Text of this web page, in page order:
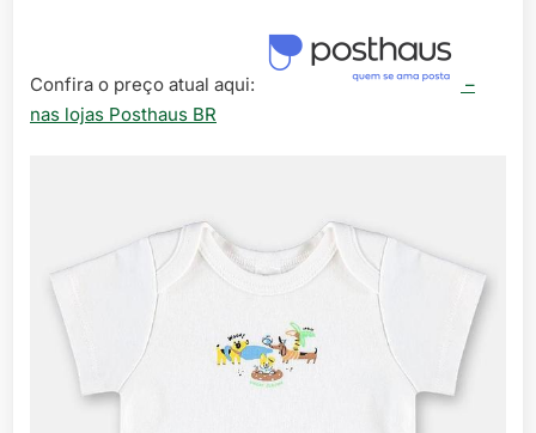
Confira o preço atual aqui:
–
nas lojas Posthaus BR